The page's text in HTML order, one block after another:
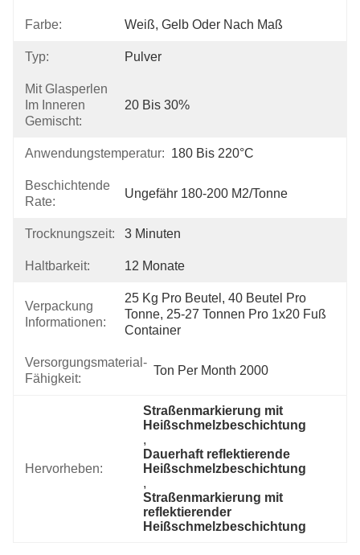
Farbe: Weiß, Gelb Oder Nach Maß
Typ: Pulver
Mit Glasperlen
Im Inneren
Gemischt:
20 Bis 30%
Anwendungstemperatur: 180 Bis 220°C
Beschichtende
Rate:
Ungefähr 180-200 M2/Tonne
Trocknungszeit: 3 Minuten
Haltbarkeit: 12 Monate
Verpackung
Informationen:
25 Kg Pro Beutel, 40 Beutel Pro
Tonne, 25-27 Tonnen Pro 1x20 Fuß
Container
Versorgungsmaterial-
Fähigkeit:
Ton Per Month 2000
Hervorheben:
Straßenmarkierung mit
Heißschmelzbeschichtung
,
Dauerhaft reflektierende
Heißschmelzbeschichtung
,
Straßenmarkierung mit
reflektierender
Heißschmelzbeschichtung